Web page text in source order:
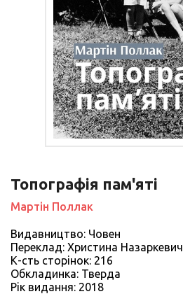
Топографія пам'яті
Мартін Поллак
Видавництво: Човен
Переклад: Христина Назаркевич
К-сть сторiнок: 216
Обкладинка: Тверда
Рiк видання: 2018